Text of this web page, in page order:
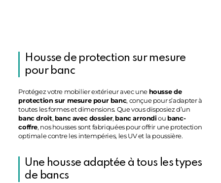
Housse de protection sur mesure
pour banc
Protégez votre mobilier extérieur avec une housse de
protection sur mesure pour banc, conçue pour s’adapter à
toutes les formes et dimensions. Que vous disposiez d’un
banc droit, banc avec dossier, banc arrondiou banc-
coffre, nos housses sont fabriquées pour offrir une protection
optimale contre les intempéries, les UV et la poussière.
Une housse adaptée à tous les types
de bancs